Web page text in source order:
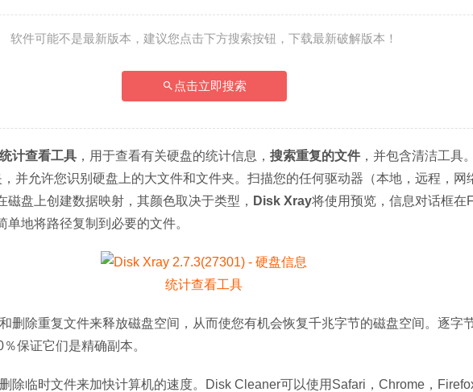
软件可能不是最新版本，建议您点击下方搜索按钮，下载最新破解版本！
点击立即搜索
计查看工具 ，用于查看有关硬盘的统计信息， 搜索重复的文件 ，并包含清洁工具
并允许您识别硬盘上的大文件和文件夹。扫描您的任何驱动器（本地，远程，网
磁盘上创建数据映射，其颜色取决于类型， Disk Xray将使用预览，信息对话框在
地将路径复制到必要的文件。
删除重复文件来释放磁盘空间，从而使您有机会恢复千兆字节的磁盘空间。逐字
保证它们是精确副本。
除临时文件来加快计算机的速度。Disk Cleaner可以使用Safari，Chrome，